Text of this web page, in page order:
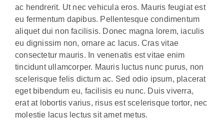
ac hendrerit. Ut nec vehicula eros. Mauris feugiat est
eu fermentum dapibus. Pellentesque condimentum
aliquet dui non facilisis. Donec magna lorem, iaculis
eu dignissim non, ornare ac lacus. Cras vitae
consectetur mauris. In venenatis est vitae enim
tincidunt ullamcorper. Mauris luctus nunc purus, non
scelerisque felis dictum ac. Sed odio ipsum, placerat
eget bibendum eu, facilisis eu nunc. Duis viverra,
erat at lobortis varius, risus est scelerisque tortor, nec
molestie lacus lectus sit amet metus.